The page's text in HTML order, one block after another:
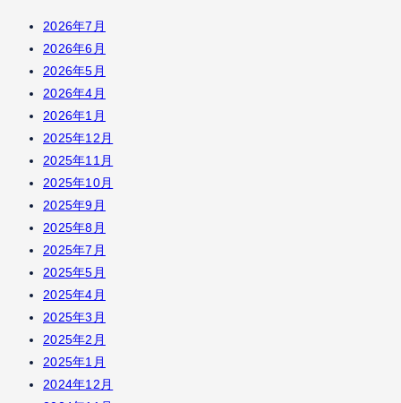
2026年7月
2026年6月
2026年5月
2026年4月
2026年1月
2025年12月
2025年11月
2025年10月
2025年9月
2025年8月
2025年7月
2025年5月
2025年4月
2025年3月
2025年2月
2025年1月
2024年12月